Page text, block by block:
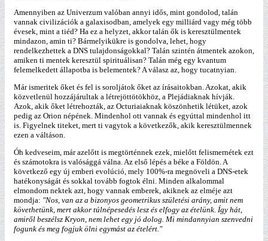
Amennyiben az Univerzum valóban annyi idős, mint gondolod, talán
vannak civilizációk a galaxisodban, amelyek egy milliárd vagy még több
évesek, mint a tiéd? Ha ez a helyzet, akkor talán ők is keresztülmentek
mindazon, amin ti? Bármelyikükre is gondolva, lehet, hogy
rendelkezhettek a DNS tulajdonságokkal? Talán szintén átmentek azokon,
amiken ti mentek keresztül spirituálisan? Talán még egy kvantum
felemelkedett állapotba is belementek? A válasz az, hogy tucatnyian.
Már ismeritek őket és fel is soroljátok őket az írásaitokban. Azokat, akik
közvetlenül hozzájárultak a létrejöttötökhöz, a Plejádiaknak hívják.
Azok, akik őket létrehozták, az Octuriaiaknak köszönhetik létüket, azok
pedig az Orion népének. Mindenhol ott vannak és egyúttal mindenhol itt
is. Figyelnek titeket, mert ti vagytok a következők, akik keresztülmennek
ezen a váltáson.
Óh kedveseim, már azelőtt is megtörténnek ezek, mielőtt felismernétek ezt
és számotokra is valósággá válna. Az első lépés a béke a Földön. A
következő egy új emberi evolúció, mely 100%-ra megnöveli a DNS-etek
hatékonyságát és sokkal tovább fogtok élni. Minden alkalommal
elmondom nektek azt, hogy vannak emberek, akiknek az elméje azt
mondja: "Nos, van az a bizonyos geometrikus születési arány, amit nem
követhetünk, mert akkor túlnépesedés lesz és elfogy az ételünk. Így hát,
amiről beszélsz Kryon, nem lehet egy jó dolog. Mi mindannyian szenvedni
fogunk és meg fogjuk ölni egymást az ételért."